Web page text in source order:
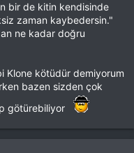
bir de kitin kendisinde
zaman kaybedersin."
ne kadar doğru
Klone kötüdür demiyorum
bazen sizden çok
götürebiliyor